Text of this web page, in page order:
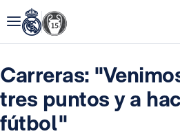
Carreras:
tres puntos y a
fútbol"